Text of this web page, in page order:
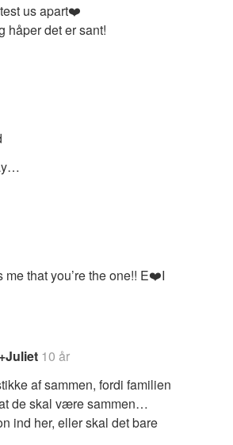
us apart❤️
håper det er sant!
me that you’re the one!! E❤️I
10 år
af sammen, fordi familien
de skal være sammen…
ind her, eller skal det bare